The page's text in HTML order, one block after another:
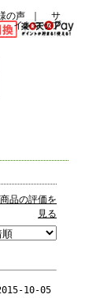
の声
サ
イトマップ
品の評価を
見る
10-05